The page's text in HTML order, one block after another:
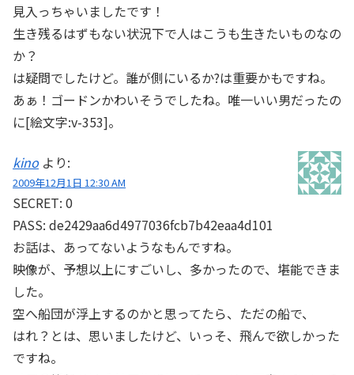
見入っちゃいましたです！
生き残るはずもない状況下で人はこうも生きたいものなの
か？
は疑問でしたけど。誰が側にいるか?は重要かもですね。
あぁ！ゴードンかわいそうでしたね。唯一いい男だったの
に[絵文字:v-353]。
kino より:
2009年12月1日 12:30 AM
SECRET: 0
PASS: de2429aa6d4977036fcb7b42eaa4d101
お話は、あってないようなもんですね。
映像が、予想以上にすごいし、多かったので、堪能できま
した。
空へ船団が浮上するのかと思ってたら、ただの船で、
はれ？とは、思いましたけど、いっそ、飛んで欲しかった
ですね。